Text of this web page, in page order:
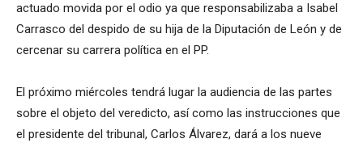
actuado movida por el odio ya que responsabilizaba a Isabel
Carrasco del despido de su hija de la Diputación de León y de
cercenar su carrera política en el PP.
El próximo miércoles tendrá lugar la audiencia de las partes
sobre el objeto del veredicto, así como las instrucciones que
el presidente del tribunal, Carlos Álvarez, dará a los nueve